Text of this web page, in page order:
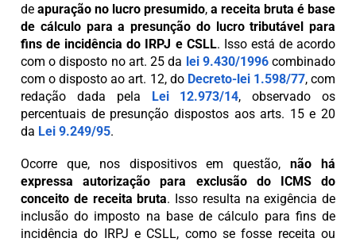
de apuração no lucro presumido, a receita bruta é base
de cálculo para a presunção do lucro tributável para
fins de incidência do IRPJ e CSLL. Isso está de acordo
com o disposto no art. 25 da lei 9.430/1996combinado
com o disposto ao art. 12, do Decreto-lei 1.598/77, com
redação dada pela Lei 12.973/14, observado os
percentuais de presunção dispostos aos arts. 15 e 20
da Lei 9.249/95.
Ocorre que, nos dispositivos em questão,não há
expressa autorização para exclusão do ICMS do
conceito de receita bruta. Isso resulta na exigência de
inclusão do imposto na base de cálculo para fins de
incidência do IRPJ e CSLL, como se fosse receita ou